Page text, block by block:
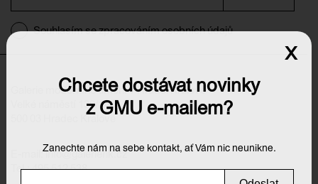
Souhlasím se zpracováním osobních údajů
Galerie moderního umění v Hradci Králové
Velké náměstí 139/140
500 03 Hradec Králové
E-mail:info@galeriehk.cz
Tel.: 495 512 538
Chcete dostávat novinky
z GMU e-mailem?
Zanechte nám na sebe kontakt, ať Vám nic neunikne.
x